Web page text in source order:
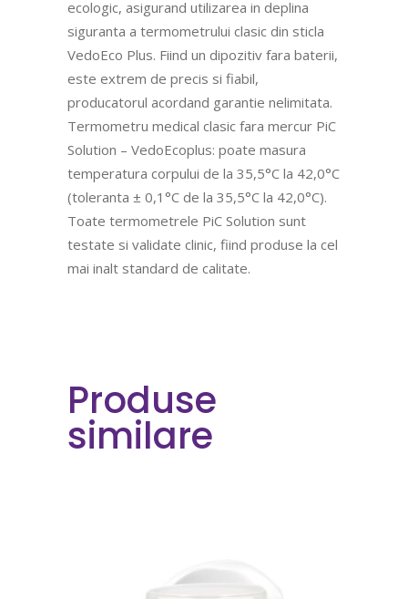
ecologic, asigurand utilizarea in deplina
siguranta a termometrului clasic din sticla
VedoEco Plus. Fiind un dipozitiv fara baterii,
este extrem de precis si fiabil,
producatorul acordand garantie nelimitata.
Termometru medical clasic fara mercur PiC
Solution – VedoEcoplus: poate masura
temperatura corpului de la 35,5°C la 42,0°C
(toleranta ± 0,1°C de la 35,5°C la 42,0°C).
Toate termometrele PiC Solution sunt
testate si validate clinic, fiind produse la cel
mai inalt standard de calitate.
Produse
similare